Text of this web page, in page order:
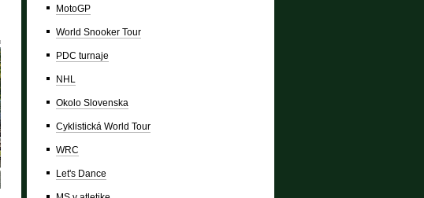
MotoGP
World Snooker Tour
PDC turnaje
NHL
Okolo Slovenska
Cyklistická World Tour
WRC
Let's Dance